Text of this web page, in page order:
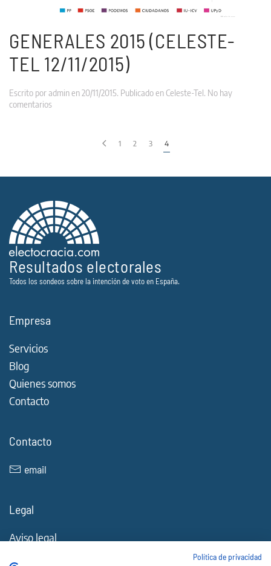
GENERALES 2015 (CELESTE-
TEL 12/11/2015)
Escrito poradminen20/11/2015. Publicado enCeleste-Tel. No hay
comentariosen
1 2 3 4
Resultados electorales
Todos los sondeos sobre la intención de voto en España.
Empresa
Servicios
Blog
Quienes somos
Contacto
Contacto
email
Legal
Aviso legal
Política de privacidad